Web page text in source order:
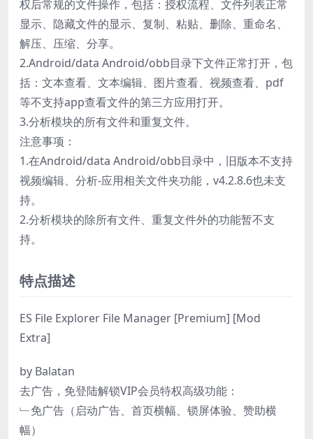
权后常规的文件操作，包括：授权流程、文件列表正常
显示、隐藏文件的显示、复制、粘贴、删除、重命名、
解压、压缩、分享。
2.Android/data Android/obb目录下文件正常打开，包
括：文本查看、文本编辑、图片查看、视频查看、pdf
等不支持app查看文件的第三方应用打开。
3.分析模块的所有文件和重复文件。
注意事项：
1.在Android/data Android/obb目录中，旧版本不支持
视频编辑、分析-应用相关文件夹功能，v4.2.8.6也未支
持。
2.分析模块的除所有文件、重复文件外的功能暂不支
持。
特点描述
ES File Explorer File Manager [Premium] [Mod
Extra]
by Balatan
去广告，免登陆解锁VIP会员特权高级功能：
﹂免广告（启动广告、首页横幅、锁屏体验、赞助横
幅）